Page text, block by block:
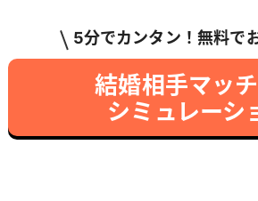
5分でカンタン！無料で
結婚相手マッ
シミュレーシ